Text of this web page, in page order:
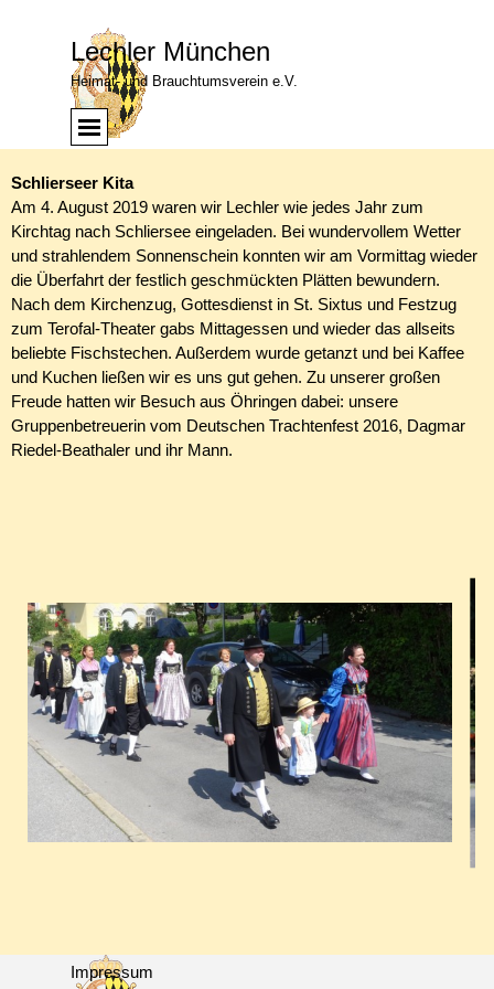
Menü
Lechler München
Heimat- und Brauchtumsverein e.V.
Menü überspringen
Schlierseer Kita
Am 4. August 2019 waren wir Lechler wie jedes Jahr zum
Kirchtag nach Schliersee eingeladen. Bei wundervollem Wetter
und strahlendem Sonnenschein konnten wir am Vormittag wieder
die Überfahrt der festlich geschmückten Plätten bewundern.
Nach dem Kirchenzug, Gottesdienst in St. Sixtus und Festzug
zum Terofal-Theater gabs Mittagessen und wieder das allseits
beliebte Fischstechen. Außerdem wurde getanzt und bei Kaffee
und Kuchen ließen wir es uns gut gehen. Zu unserer großen
Freude hatten wir Besuch aus Öhringen dabei: unsere
Gruppenbetreuerin vom Deutschen Trachtenfest 2016, Dagmar
Riedel-Beathaler und ihr Mann.
Impressum